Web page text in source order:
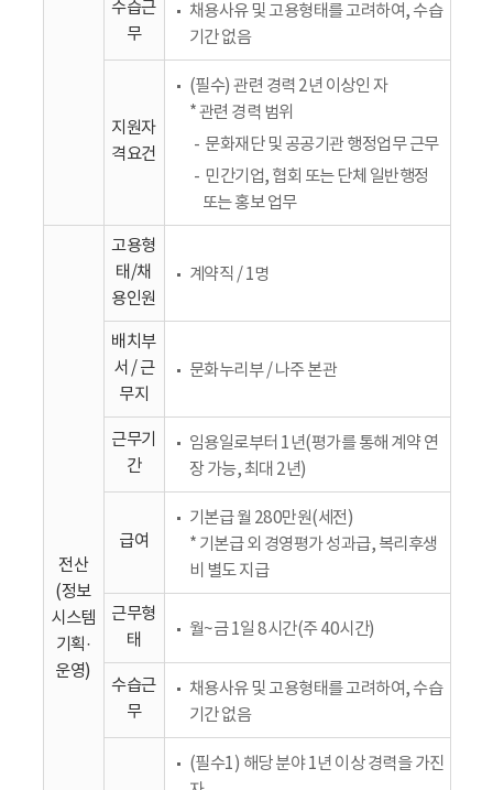
수습근
무
채용사유 및 고용형태를 고려하여, 수습
기간 없음
지원자
격요건
(필수) 관련 경력 2년 이상인 자
* 관련 경력 범위
문화재단 및 공공기관 행정업무 근무
민간기업, 협회 또는 단체 일반행정
또는 홍보 업무
전산
(정보
시스템
기획·
운영)
고용형
태/채
용인원
계약직 / 1명
배치부
서 / 근
무지
문화누리부 / 나주 본관
근무기
간
임용일로부터 1년(평가를 통해 계약 연
장 가능, 최대 2년)
급여
기본급 월 280만원(세전)
* 기본급 외 경영평가 성과급, 복리후생
비 별도 지급
근무형
태
월~금 1일 8시간(주 40시간)
수습근
무
채용사유 및 고용형태를 고려하여, 수습
기간 없음
(필수1) 해당 분야 1년 이상 경력을 가진